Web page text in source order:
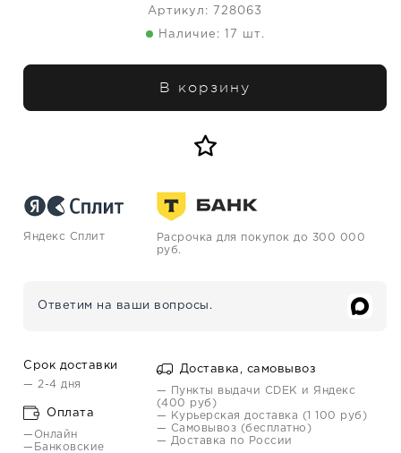
Артикул: 728063
Наличие: 17 шт.
В корзину
Яндекс Сплит
Расрочка для покупок до 300 000
руб.
Ответим на ваши вопросы.
Срок доставки
— 2-4 дня
Оплата
—Онлайн
—Банковские
Доставка, самовывоз
— Пункты выдачи CDEK и Яндекс
(400 руб)
— Курьерская доставка (1 100 руб)
— Самовывоз (бесплатно)
— Доставка по России